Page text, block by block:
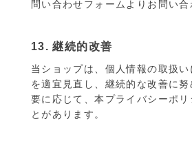
問い合わせフォームよりお問い合
13. 継続的改善
当ショップは、個人情報の取扱
を適宜見直し、継続的な改善に
要に応じて、本プライバシーポリ
とがあります。